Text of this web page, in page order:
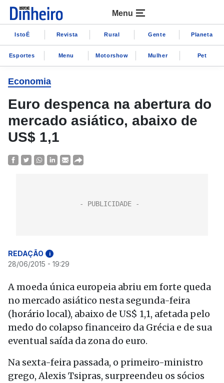
Menu
IstoÉ Revista Rural Gente Planeta
Esportes Menu Motorshow Mulher Pet
Economia
Euro despenca na abertura do
mercado asiático, abaixo de
US$ 1,1
REDAÇÃO i
28/06/2015 - 19:29
A moeda única europeia abriu em forte queda
no mercado asiático nesta segunda-feira
(horário local), abaixo de US$ 1,1, afetada pelo
medo do colapso financeiro da Grécia e de sua
eventual saída da zona do euro.
Na sexta-feira passada, o primeiro-ministro
grego, Alexis Tsipras, surpreendeu os sócios